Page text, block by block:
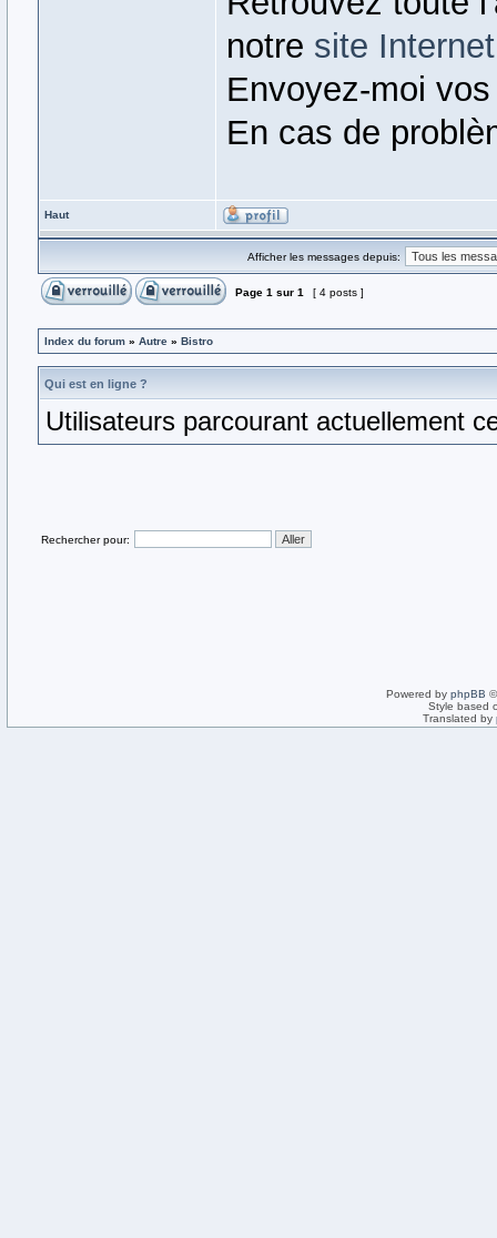
notre site Internet
Envoyez-moi
En cas de
Haut
Afficher les messages depuis:
Page 1 sur 1 [ 4 posts ]
Index du forum » Autre » Bistro
Qui est en ligne ?
Utilisateurs parcourant actuellement
Rechercher pour:
Powered by phpBB
Style based
Translated by